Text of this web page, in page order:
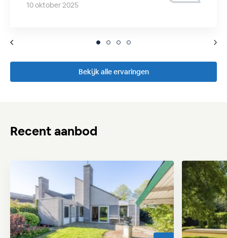
10 oktober 2025
Bekijk alle ervaringen
Recent aanbod